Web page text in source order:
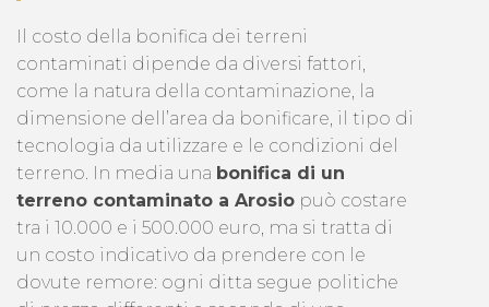
Il costo della bonifica dei terreni
contaminati dipende da diversi fattori,
come la natura della contaminazione, la
dimensione dell’area da bonificare, il tipo di
tecnologia da utilizzare e le condizioni del
terreno. In media una bonifica di un
terreno contaminato a Arosio può costare
tra i 10.000 e i 500.000 euro, ma si tratta di
un costo indicativo da prendere con le
dovute remore: ogni ditta segue politiche